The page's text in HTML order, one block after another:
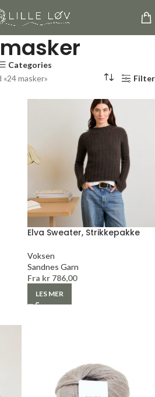
Categories
masker» Filter
Elva Sweater, Strikkepakke
Voksen
Sandnes Garn
Fra kr 786,00
LES MER